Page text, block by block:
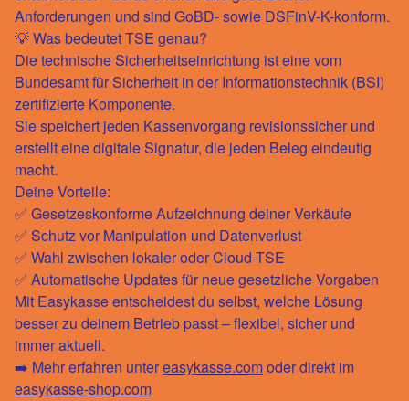
Anforderungen und sind GoBD- sowie DSFinV-K-konform.
💡Was bedeutet TSE genau?
Die technische Sicherheitseinrichtung ist eine vom
Bundesamt für Sicherheit in der Informationstechnik (BSI)
zertifizierte Komponente.
Sie speichert jeden Kassenvorgang revisionssicher und
erstellt eine digitale Signatur, die jeden Beleg eindeutig
macht.
Deine Vorteile:
✅ Gesetzeskonforme Aufzeichnung deiner Verkäufe
✅ Schutz vor Manipulation und Datenverlust
✅ Wahl zwischen lokaler oder Cloud-TSE
✅ Automatische Updates für neue gesetzliche Vorgaben
Mit Easykasse entscheidest du selbst, welche Lösung
besser zu deinem Betrieb passt –flexibel, sicher und
immer aktuell.
➡️ Mehr erfahren untereasykasse.comoder direkt im
easykasse-shop.com